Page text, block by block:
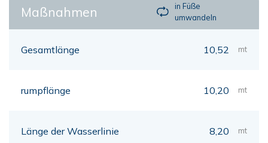
Maßnahmen
in Füße
umwandeln
Gesamtlänge 10,52 mt
rumpflänge 10,20 mt
Länge der Wasserlinie 8,20 mt